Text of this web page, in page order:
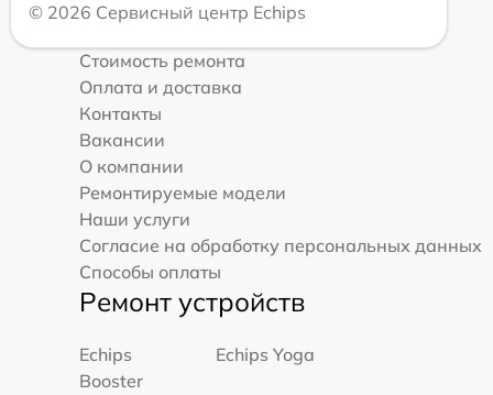
© 2026 Сервисный центр Echips
Стоимость ремонта
Оплата и доставка
Контакты
Вакансии
О компании
Ремонтируемые модели
Наши услуги
Согласие на обработку персональных данных
Способы оплаты
Ремонт устройств
Echips
Booster
Echips Yoga